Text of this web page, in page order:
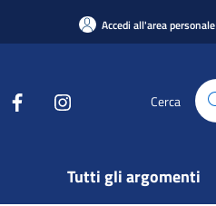
Accedi all'area personale
Cerca
Tutti gli argomenti